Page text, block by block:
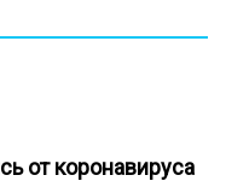
от коронавируса